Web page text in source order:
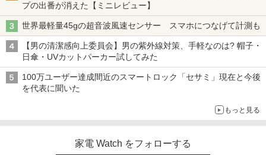
プの出番が消えた【ミニレビュー】
世界最軽量45gの超音波風速センサー スマホにつなげて計測も
【男の清潔感向上委員会】男の紫外線対策、手軽なのは? 帽子・
日傘・UVカットパーカー試してみた
100万ユーザー達成間近のスマートロック「セサミ」現在と今後
を代表に聞いた
もっと見る
家電 Watch をフォローする